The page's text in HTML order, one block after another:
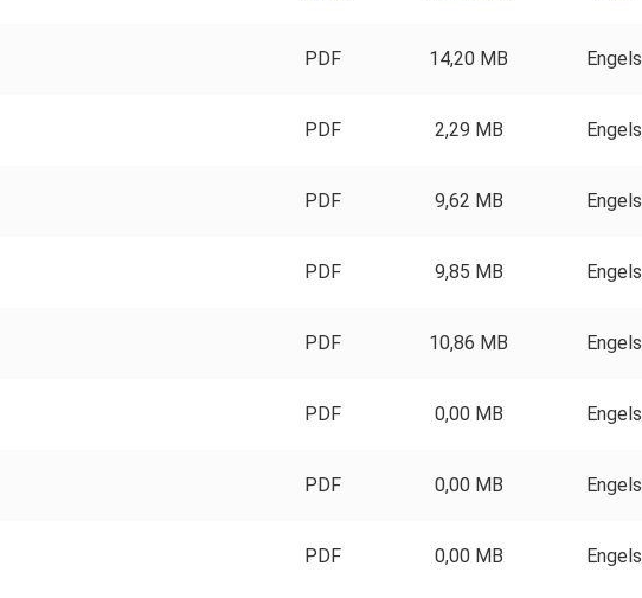
PDF 14,20 MB Engels
PDF 2,29 MB Engels
PDF 9,62 MB Engels
PDF 9,85 MB Engels
PDF 10,86 MB Engels
PDF 0,00 MB Engels
PDF 0,00 MB Engels
PDF 0,00 MB Engels